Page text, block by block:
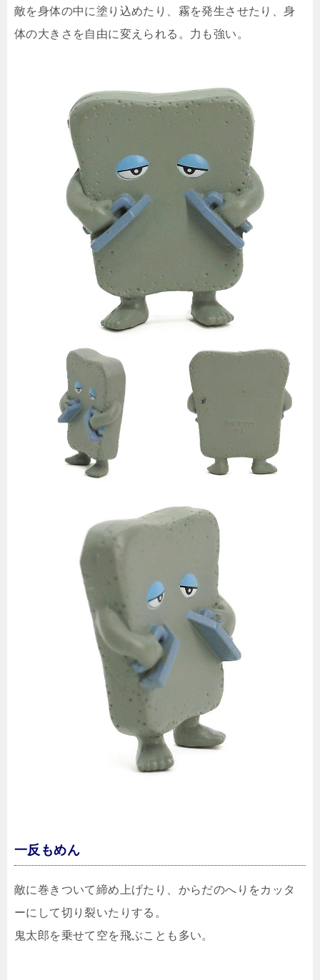
敵を身体の中に塗り込めたり、霧を発生させたり、身
体の大きさを自由に変えられる。力も強い。
一反もめん
敵に巻きついて締め上げたり、からだのへりをカッタ
ーにして切り裂いたりする。
鬼太郎を乗せて空を飛ぶことも多い。